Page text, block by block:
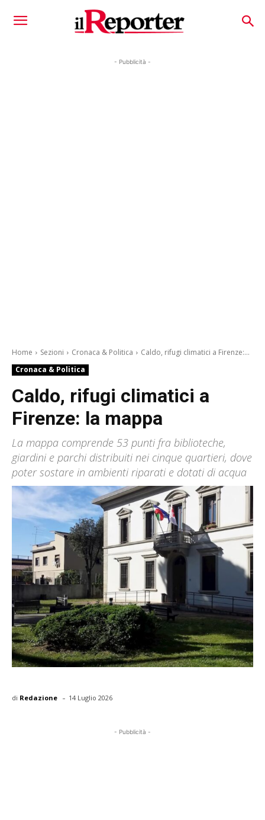
- Pubblicità -
Home Sezioni Cronaca & Politica
Caldo, rifugi climatici a Firenze:...
Cronaca & Politica
Caldo, rifugi climatici a
Firenze: la mappa
La mappa comprende 53 punti fra biblioteche,
giardini e parchi distribuiti nei cinque quartieri, dove
poter sostare in ambienti riparati e dotati di acqua
di Redazione - 14 Luglio 2026
- Pubblicità -